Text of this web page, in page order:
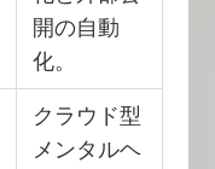
開の自動
化。
クラウド型
メンタルヘ